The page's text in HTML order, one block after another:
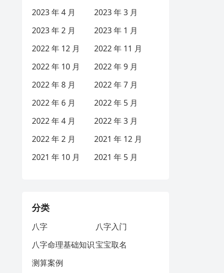
2023 年 4 月
2023 年 3 月
2023 年 2 月
2023 年 1 月
2022 年 12 月
2022 年 11 月
2022 年 10 月
2022 年 9 月
2022 年 8 月
2022 年 7 月
2022 年 6 月
2022 年 5 月
2022 年 4 月
2022 年 3 月
2022 年 2 月
2021 年 12 月
2021 年 10 月
2021 年 5 月
分类
八字
八字入门
八字命理基础知识宝宝取名
测算案例